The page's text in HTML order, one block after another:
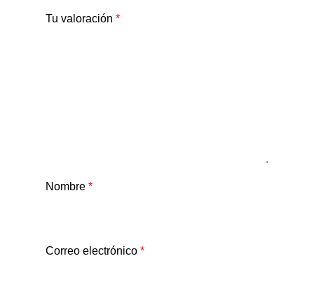
Tu valoración *
Nombre *
Correo electrónico *